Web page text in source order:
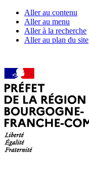
Aller au contenu
Aller au menu
Aller à la recherche
Aller au plan du site